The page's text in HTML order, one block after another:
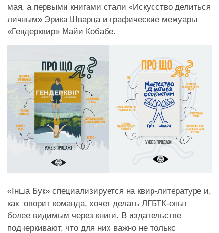
мая, а первыми книгами стали «Искусство делиться
личным» Эрика Шварца и графические мемуары
«Гендерквир» Майи Кобабе.
«Інша Бук» специализируется на квир-литературе и,
как говорит команда, хочет делать ЛГБТК-опыт
более видимым через книги. В издательстве
подчеркивают, что для них важно не только